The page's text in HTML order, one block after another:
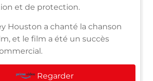
et de protection.
Houston a chanté la chanson
et le film a été un succès
Regarder